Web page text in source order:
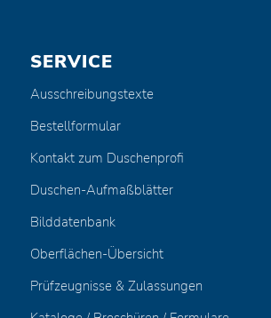
SERVICE
Ausschreibungstexte
Bestellformular
Kontakt zum Duschenprofi
Duschen-Aufmaßblätter
Bilddatenbank
Oberflächen-Übersicht
Prüfzeugnisse & Zulassungen